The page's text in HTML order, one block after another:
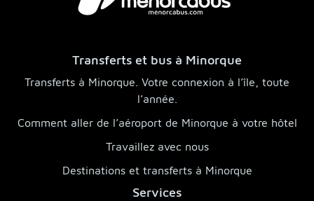
Transferts et bus à Minorque
Transferts à Minorque. Votre connexion à l’île, toute
l’année.
Comment aller de l’aéroport de Minorque à votre hôtel
Travaillez avec nous
Destinations et transferts à Minorque
Services